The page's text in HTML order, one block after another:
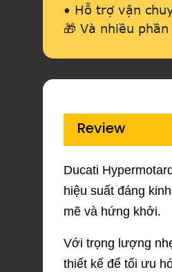
• Hỗ trợ vận
🎁 Và nhiều
Review
Ducati
hiệu suất đáng
mẽ và hứng khởi.
Với trọng lượng
thiết kế để tối ưu